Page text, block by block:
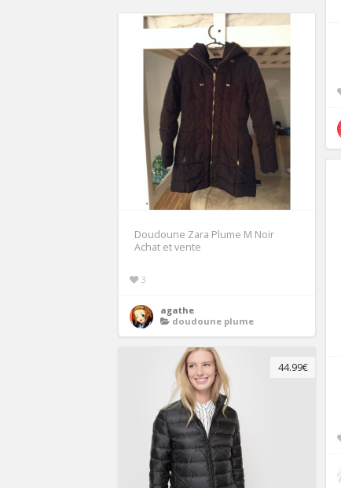
Doudoune Zara Plume M Noir
Achat et vente
3
agathe
doudoune plume
44.99€